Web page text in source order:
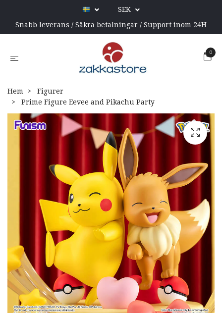
SEK
Snabb leverans / Säkra betalningar / Support inom 24H
0
Hem
Figurer
Prime Figure Eevee and Pikachu Party